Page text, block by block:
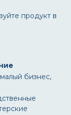
продукт в
бизнес,